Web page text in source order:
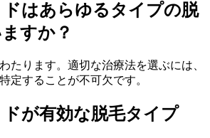
はあらゆるタイプの脱
すか？
たります。適切な治療法を選ぶには、
定することが不可欠です。
が有効な脱毛タイプ